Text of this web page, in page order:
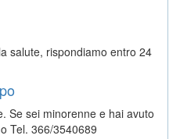
salute, rispondiamo entro 24
Se sei minorenne e hai avuto
Tel. 366/3540689